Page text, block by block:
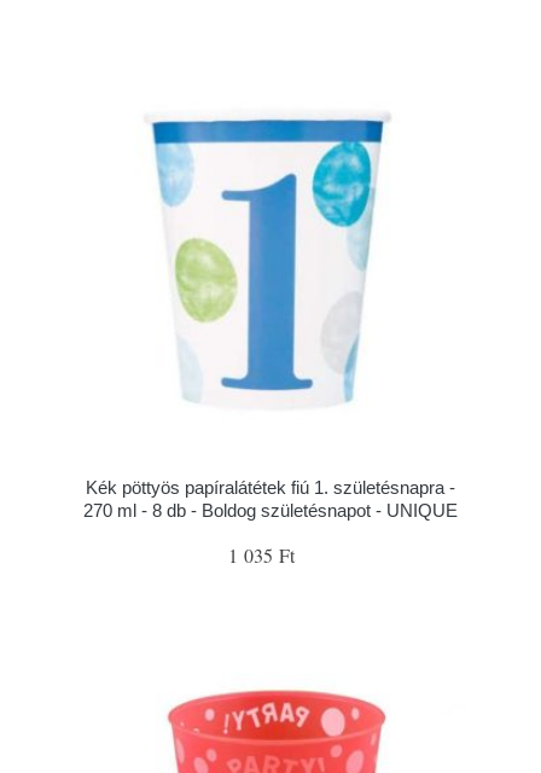
Kék pöttyös papíralátétek fiú 1. születésnapra -
270 ml - 8 db - Boldog születésnapot - UNIQUE
1 035 Ft